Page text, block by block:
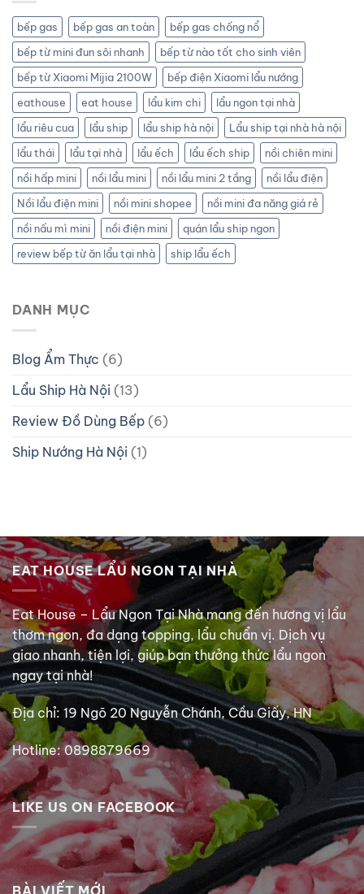
bếp gas bếp gas an toàn
bếp gas chống nổ
bếp từ mini đun sôi nhanh
bếp từ nào tốt cho sinh viên
bếp từ Xiaomi Mijia 2100W
bếp điện Xiaomi lẩu nướng
eathouse
eat house lẩu kim chi
lẩu ngon tại nhà
lẩu riêu cua
lẩu ship lẩu ship hà nội
Lẩu ship tại nhà hà nội
lẩu thái
lẩu tại nhà lẩu ếch lẩu ếch ship
nồi chiên mini
nồi hấp mini
nồi lẩu mini nồi lẩu mini 2 tầng
nồi lẩu điện
Nồi lẩu điện mini
nồi mini shopee
nồi mini đa năng giá rẻ
nồi nấu mì mini
nồi điện mini
quán lẩu ship ngon
review bếp từ ăn lẩu tại nhà
ship lẩu ếch
DANH MỤC
Blog Ẩm Thực (6)
Lẩu Ship Hà Nội (13)
Review Đồ Dùng Bếp (6)
Ship Nướng Hà Nội (1)
EAT HOUSE LẨU NGON TẠI NHÀ
Eat House – Lẩu Ngon Tại Nhà mang đến hương vị lẩu
thơm ngon, đa dạng topping, lẩu chuẩn vị. Dịch vụ
giao nhanh, tiện lợi, giúp bạn thưởng thức lẩu ngon
ngay tại nhà!
Địa chỉ: 19 Ngõ 20 Nguyễn Chánh, Cầu Giấy, HN
Hotline: 0898879669
LIKE US ON FACEBOOK